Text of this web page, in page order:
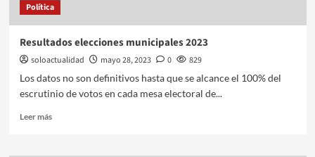
Política
Resultados elecciones municipales 2023
soloactualidad mayo 28, 2023 0
829
Los datos no son definitivos hasta que se alcance el 100% del
escrutinio de votos en cada mesa electoral de...
Leer más